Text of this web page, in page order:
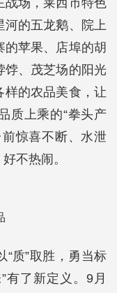
战场，莱西市特色
河的五龙鹅、院上
苹果、店埠的胡
饽、茂芝场的阳光
的农品美食，让
质上乘的“拳头产
惊喜不断、水泄
不热闹。
质”取胜，勇当标
有了新定义。9月